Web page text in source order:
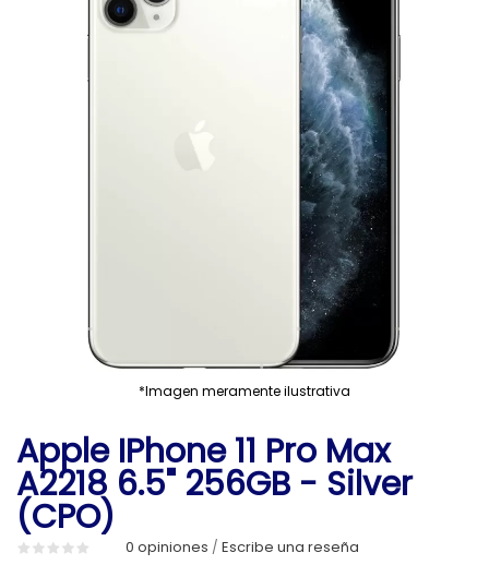
*Imagen meramente ilustrativa
Apple IPhone 11 Pro Max
A2218 6.5" 256GB - Silver
(CPO)
0 opiniones / Escribe una reseña